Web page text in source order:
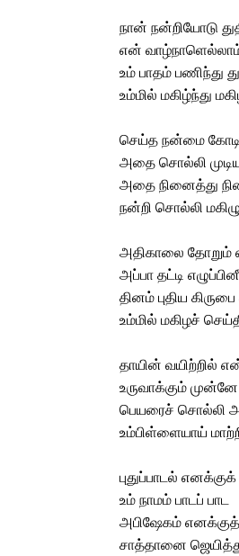
நான் நன்றியோடு
என் வாழ்நாளெல்லாம்
உம் பாதம் பணிந்து
உம்மில் மகிழ்ந்து
செய்த நன்மை கோடி
அதை சொல்லி
அதை நினைத்து
நன்றி சொல்லி
அதிகாலை
அப்பா தட்டி
தினம் புதிய
உம்மில் மகிழச்
தாயின் வயிற்றில்
உருவாக்கும்
பெயரைச் சொல்லி
உம்பிள்ளையாய்
புதுப்பாடல்
உம் நாமம் பாடப் பாட
அபிஷேகம்
சாத்தானை